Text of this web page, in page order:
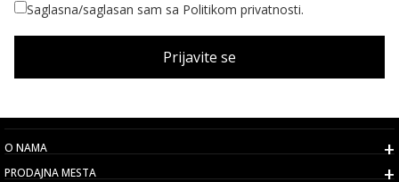
Saglasna/saglasan sam sa Politikom privatnosti.
Prijavite se
O NAMA
PRODAJNA MESTA